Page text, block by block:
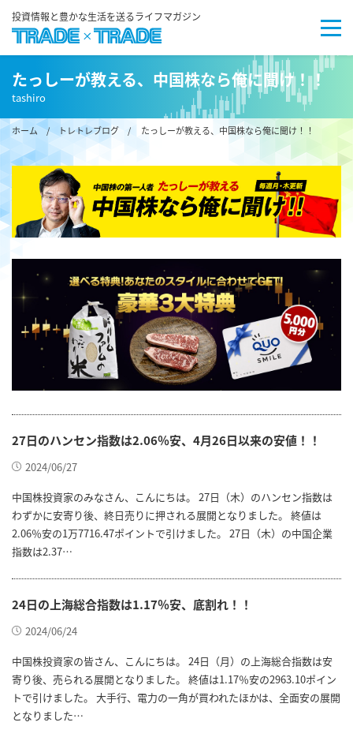
投資情報と豊かな生活を送るライフマガジン
たっしーが教える、中国株なら俺に聞け！！
tashiro
ホーム/ トレトレブログ / たっしーが教える、中国株なら俺に聞け！！
27日のハンセン指数は2.06％安、4月26日以来の安値！！
2024/06/27
中国株投資家のみなさん、こんにちは。 27日（木）のハンセン指数は
わずかに安寄り後、終日売りに押される展開となりました。 終値は
2.06％安の1万7716.47ポイントで引けました。 27日（木）の中国企業
指数は2.37…
24日の上海総合指数は1.17％安、底割れ！！
2024/06/24
中国株投資家の皆さん、こんにちは。 24日（月）の上海総合指数は安
寄り後、売られる展開となりました。 終値は1.17％安の2963.10ポイン
トで引けました。 大手行、電力の一角が買われたほかは、全面安の展開
となりました…